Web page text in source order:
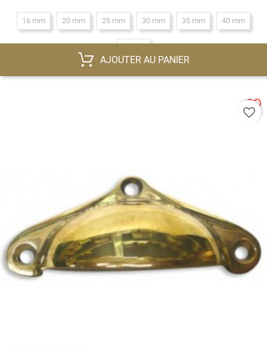
16 mm 20 mm 25 mm 30 mm 35 mm 40 mm
AJOUTER AU PANIER
favorite_border